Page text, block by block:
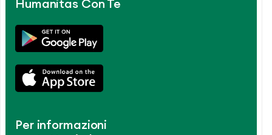
Humanitas Con Te
Per informazioni